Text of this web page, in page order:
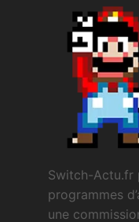
Switch-Actu.fr
programmes
une